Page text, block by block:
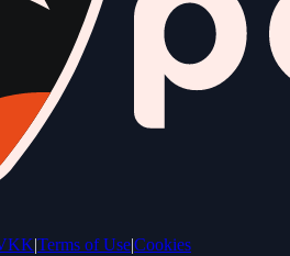
|Terms of Use|Cookies